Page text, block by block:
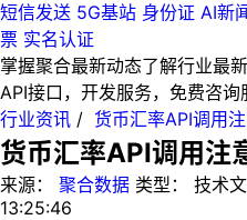
短信发送 5G基站 身份证 AI新
票 实名认证
掌握聚合最新动态了解行业最
API接口，开发服务，免费咨询
行业资讯 / 货币汇率API调用
货币汇率API调用注
来源： 聚合数据 类型： 技术
13:25:46